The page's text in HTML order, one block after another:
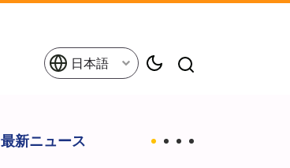
日本語
最新ニュース